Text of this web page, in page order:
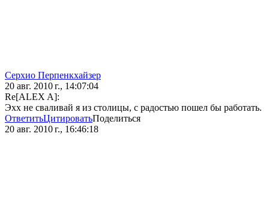
Серхио Перпенкхайзер
20 авг. 2010 г., 14:07:04
Re[ALEX A]:
Эхх не сваливай я из столицы, с радостью пошел бы работать.
ОтветитьЦитироватьПоделиться
20 авг. 2010 г., 16:46:18